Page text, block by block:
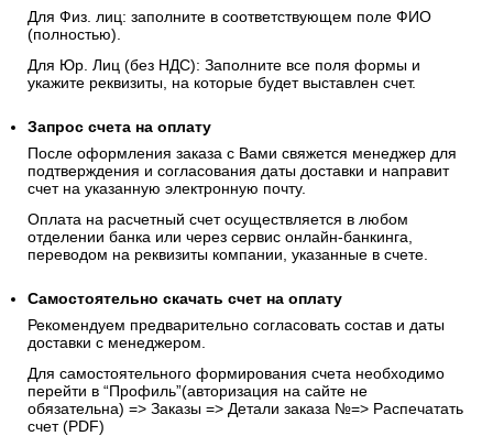
Для Физ. лиц: заполните в соответствующем поле ФИО
(полностью).
Для Юр. Лиц (без НДС): Заполните все поля формы и
укажите реквизиты, на которые будет выставлен счет.
Запрос счета на оплату
После оформления заказа с Вами свяжется менеджер для
подтверждения и согласования даты доставки и направит
счет на указанную электронную почту.
Оплата на расчетный счет осуществляется в любом
отделении банка или через сервис онлайн-банкинга,
переводом на реквизиты компании, указанные в счете.
Самостоятельно скачать счет на оплату
Рекомендуем предварительно согласовать состав и даты
доставки с менеджером.
Для самостоятельного формирования счета необходимо
перейти в “Профиль”(авторизация на сайте не
обязательна) => Заказы => Детали заказа №=> Распечатать
счет (PDF)